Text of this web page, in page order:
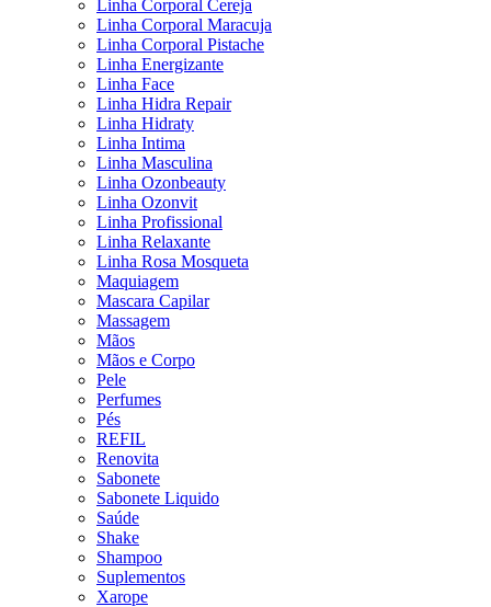
Linha Corporal Cereja
Linha Corporal Maracuja
Linha Corporal Pistache
Linha Energizante
Linha Face
Linha Hidra Repair
Linha Hidraty
Linha Intima
Linha Masculina
Linha Ozonbeauty
Linha Ozonvit
Linha Profissional
Linha Relaxante
Linha Rosa Mosqueta
Maquiagem
Mascara Capilar
Massagem
Mãos
Mãos e Corpo
Pele
Perfumes
Pés
REFIL
Renovita
Sabonete
Sabonete Liquido
Saúde
Shake
Shampoo
Suplementos
Xarope